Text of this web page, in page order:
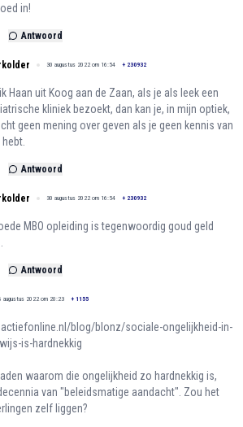
in!
Antwoord
30 augustus 2022 om 16:54 + 230932
Haan uit Koog aan de Zaan, als je als leek een
kliniek bezoekt, dan kan je, in mijn optiek,
geen mening over geven als je geen kennis van
hebt.
Antwoord
30 augustus 2022 om 16:54 + 230932
MBO opleiding is tegenwoordig goud geld
Antwoord
augustus 2022 om 20:23 + 1155
blog/blonz/sociale-ongelijkheid-in-
is-hardnekkig
waarom die ongelijkheid zo hardnekkig is,
van "beleidsmatige aandacht". Zou het
zelf liggen?